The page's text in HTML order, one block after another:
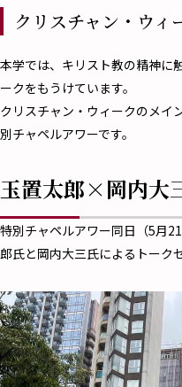
クリスチャン・ウィ
本学では、キリスト教の精神に
ークをもうけています。
クリスチャン・ウィークのメイ
別チャペルアワーです。
玉置太郎×岡内大
特別チャペルアワー同日（5月
郎氏と岡内大三氏によるトーク